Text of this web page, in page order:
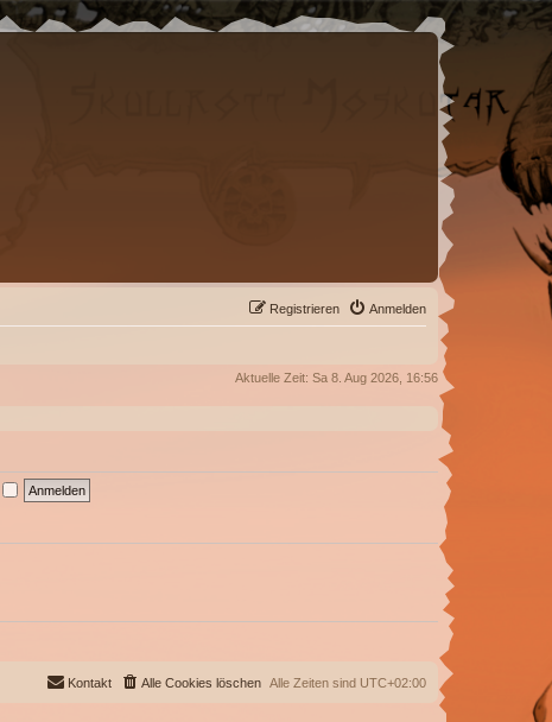
Anmelden
Registrieren
Aktuelle Zeit: Sa 8. Aug 2026, 16:56
Alle Zeiten sind UTC+02:00
Alle Cookies löschen
Kontakt